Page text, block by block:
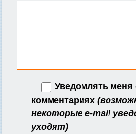
Уведомлять меня
комментариях
некоторые e-mail
уходят)